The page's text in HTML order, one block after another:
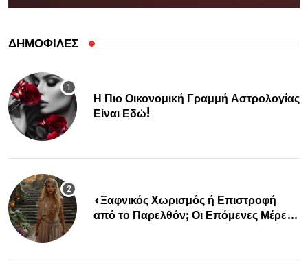
ΔΗΜΟΦΙΛΕΣ
Η Πιο Οικονομική Γραμμή Αστρολογίας
Είναι Εδώ!
«Ξαφνικός Χωρισμός ή Επιστροφή
από το Παρελθόν; Οι Επόμενες Μέρες